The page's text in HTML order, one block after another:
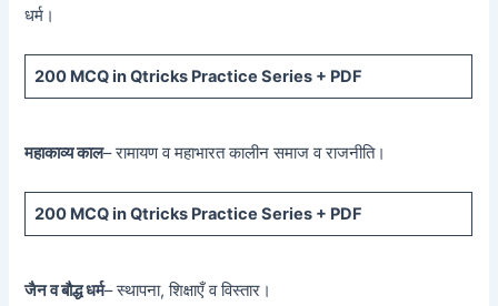
धर्म।
200 MCQin Qtricks Practice Series + PDF
महाकाव्य काल– रामायण व महाभारत कालीन समाज व राजनीति।
200 MCQin Qtricks Practice Series + PDF
जैन व बौद्ध धर्म– स्थापना, शिक्षाएँ व विस्तार।